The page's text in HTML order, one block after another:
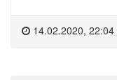
14.02.2020,